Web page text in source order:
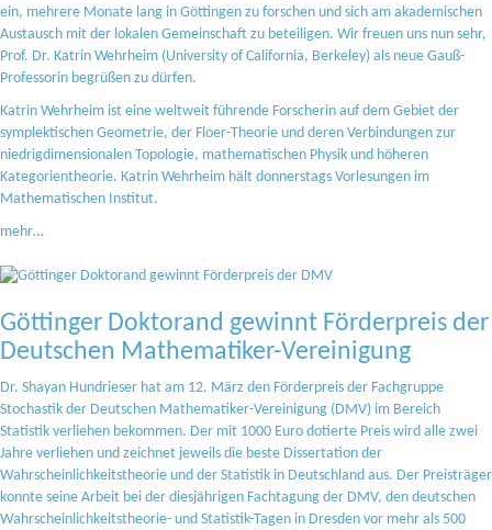
ein, mehrere Monate lang in Göttingen zu forschen und sich am akademischen
Austausch mit der lokalen Gemeinschaft zu beteiligen. Wir freuen uns nun sehr,
Prof. Dr. Katrin Wehrheim (University of California, Berkeley) als neue Gauß-
Professorin begrüßen zu dürfen.
Katrin Wehrheim ist eine weltweit führende Forscherin auf dem Gebiet der
symplektischen Geometrie, der Floer-Theorie und deren Verbindungen zur
niedrigdimensionalen Topologie, mathematischen Physik und höheren
Kategorientheorie. Katrin Wehrheim hält donnerstags Vorlesungen im
Mathematischen Institut.
mehr…
Göttinger Doktorand gewinnt Förderpreis der
Deutschen Mathematiker-Vereinigung
Dr. Shayan Hundrieser hat am 12. März den Förderpreis der Fachgruppe
Stochastik der Deutschen Mathematiker-Vereinigung (DMV) im Bereich
Statistik verliehen bekommen. Der mit 1000 Euro dotierte Preis wird alle zwei
Jahre verliehen und zeichnet jeweils die beste Dissertation der
Wahrscheinlichkeitstheorie und der Statistik in Deutschland aus. Der Preisträger
konnte seine Arbeit bei der diesjährigen Fachtagung der DMV, den deutschen
Wahrscheinlichkeitstheorie- und Statistik-Tagen in Dresden vor mehr als 500